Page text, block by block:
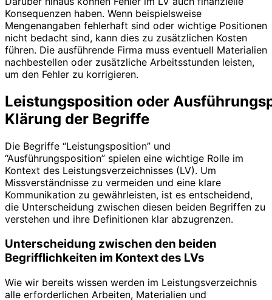
Konsequenzen haben. Wenn beispielsweise
Mengenangaben fehlerhaft sind oder wichtige Positionen
nicht bedacht sind, kann dies zu zusätzlichen Kosten
führen. Die ausführende Firma muss eventuell Materialien
nachbestellen oder zusätzliche Arbeitsstunden leisten,
um den Fehler zu korrigieren.
Leistungsposition oder
Klärung der Begriffe
Die Begriffe “Leistungsposition” und
“Ausführungsposition” spielen eine wichtige Rolle im
Kontext des Leistungsverzeichnisses (LV). Um
Missverständnisse zu vermeiden und eine klare
Kommunikation zu gewährleisten, ist es entscheidend,
die Unterscheidung zwischen diesen beiden Begriffen zu
verstehen und ihre Definitionen klar abzugrenzen.
Unterscheidung zwischen den beiden
Begrifflichkeiten im Kontext des LVs
Wie wir bereits wissen werden im Leistungsverzeichnis
alle erforderlichen Arbeiten, Materialien und